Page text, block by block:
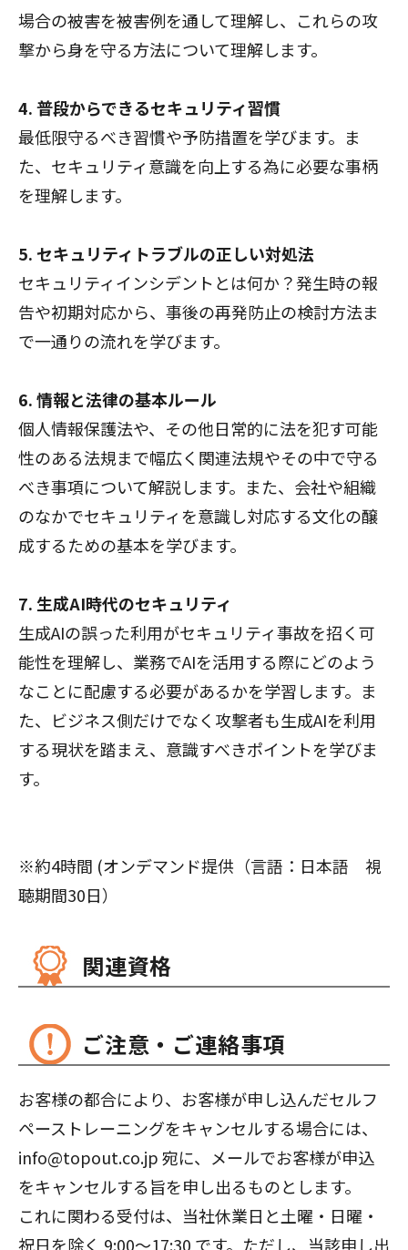
場合の被害を被害例を通して理解し、これらの攻
撃から身を守る方法について理解します。
4. 普段からできるセキュリティ習慣
最低限守るべき習慣や予防措置を学びます。ま
た、セキュリティ意識を向上する為に必要な事柄
を理解します。
5. セキュリティトラブルの正しい対処法
セキュリティインシデントとは何か？発生時の報
告や初期対応から、事後の再発防止の検討方法ま
で一通りの流れを学びます。
6. 情報と法律の基本ルール
個人情報保護法や、その他日常的に法を犯す可能
性のある法規まで幅広く関連法規やその中で守る
べき事項について解説します。また、会社や組織
のなかでセキュリティを意識し対応する文化の醸
成するための基本を学びます。
7. 生成AI時代のセキュリティ
生成AIの誤った利用がセキュリティ事故を招く可
能性を理解し、業務でAIを活用する際にどのよう
なことに配慮する必要があるかを学習します。ま
た、ビジネス側だけでなく攻撃者も生成AIを利用
する現状を踏まえ、意識すべきポイントを学びま
す。
※約4時間 (オンデマンド提供（言語：日本語 視
聴期間30日）
関連資格
ご注意・ご連絡事項
お客様の都合により、お客様が申し込んだセルフ
ペーストレーニングをキャンセルする場合には、
info@topout.co.jp 宛に、メールでお客様が申込
をキャンセルする旨を申し出るものとします。
これに関わる受付は、当社休業日と土曜・日曜・
祝日を除く 9:00～17:30 です。ただし、当該申し出